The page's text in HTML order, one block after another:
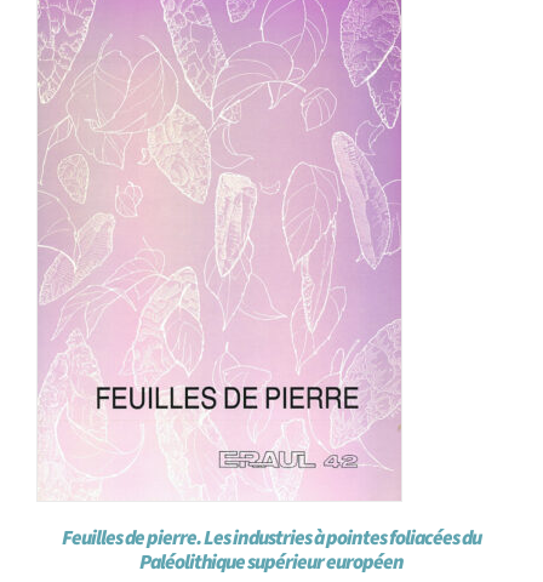
Feuilles de pierre. Les industries à pointes foliacées du
Paléolithique supérieur européen